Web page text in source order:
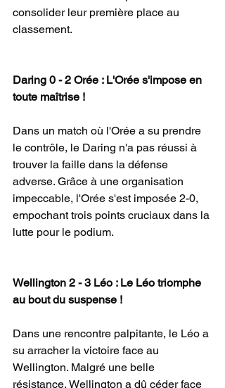
consolider leur première place au
classement.
Daring 0 - 2 Orée : L'Orée s'impose en
toute maîtrise !
Dans un match où l'Orée a su prendre
le contrôle, le Daring n'a pas réussi à
trouver la faille dans la défense
adverse. Grâce à une organisation
impeccable, l'Orée s'est imposée 2-0,
empochant trois points cruciaux dans la
lutte pour le podium.
Wellington 2 - 3 Léo : Le Léo triomphe
au bout du suspense !
Dans une rencontre palpitante, le Léo a
su arracher la victoire face au
Wellington. Malgré une belle
résistance, Wellington a dû céder face